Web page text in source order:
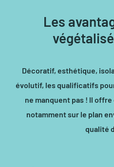
Les
Décoratif, esthétique,
évolutif, les qualificatifs
ne manquent pas ! Il
notamment sur le plan
qualité